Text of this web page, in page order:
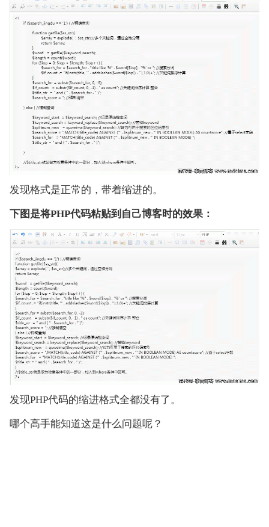
发现格式是正常的，带着缩进的。
下图是将PHP代码粘贴到自己博客时的效果：
发现PHP代码的缩进格式全都没有了。
哪个高手能知道这是什么问题呢？